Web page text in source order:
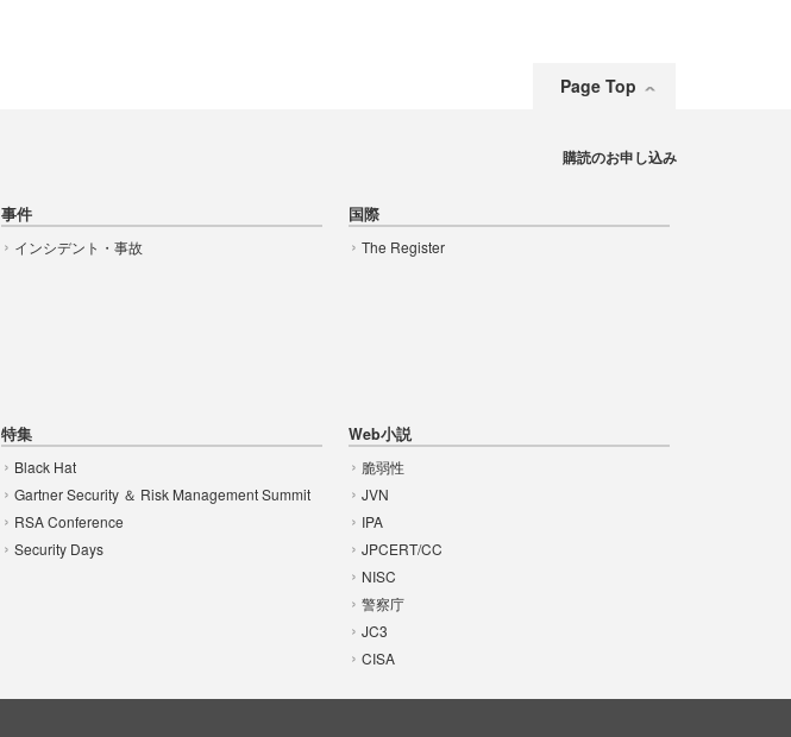
Page Top
事件
インシデント・事故
国際
The Register
特集
Black Hat
Gartner Security ＆ Risk Management Summit
RSA Conference
Security Days
Web小説
脆弱性
JVN
IPA
JPCERT/CC
NISC
警察庁
JC3
CISA
購読のお申し込み